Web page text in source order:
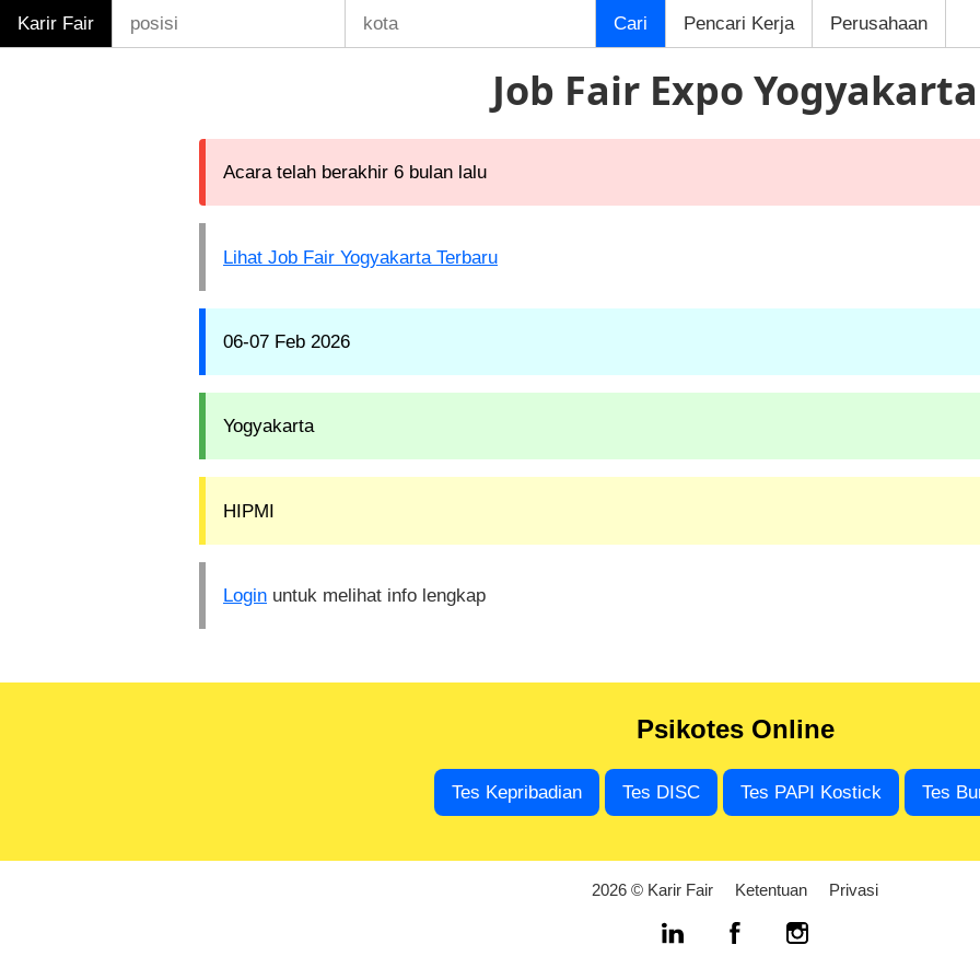
Karir Fair Cari Pencari Kerja Perusahaan
Job Fair Expo Yogyakarta
Acara telah berakhir 6 bulan lalu
Lihat Job Fair Yogyakarta Terbaru
06-07 Feb 2026
Yogyakarta
HIPMI
Login untuk melihat info lengkap
Psikotes Online
Tes Kepribadian Tes DISC Tes PAPI Kostick Tes
2026 © Karir Fair Ketentuan Privasi